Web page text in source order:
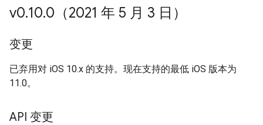
v0.10.0（2021 年 5 月 3 日）
变更
已弃用对 iOS 10.x 的支持。现在支持的最低 iOS 版本为
11.0。
API 变更